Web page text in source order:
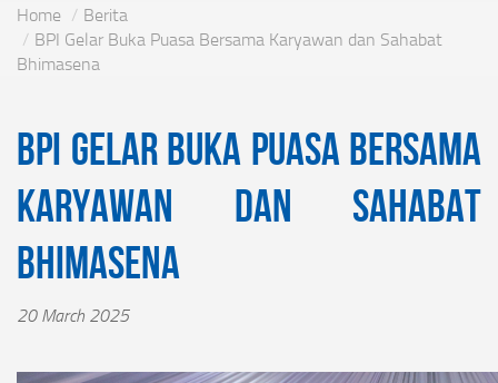
Home
Berita
BPI Gelar Buka Puasa Bersama Karyawan dan Sahabat
Bhimasena
BPI Gelar Buka Puasa Bersama
Karyawan dan Sahabat
Bhimasena
20 March 2025